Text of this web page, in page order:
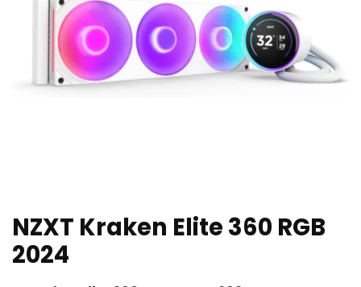
NZXT Kraken Elite 360 RGB
2024